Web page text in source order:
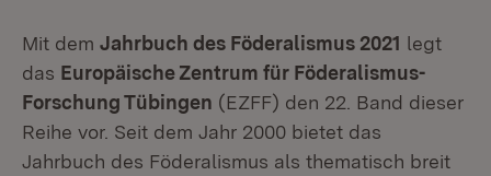
Mit dem Jahrbuch des Föderalismus 2021 legt
das Europäische Zentrum für Föderalismus-
Forschung Tübingen (EZFF) den 22. Band dieser
Reihe vor. Seit dem Jahr 2000 bietet das
Jahrbuch des Föderalismus als thematisch breit